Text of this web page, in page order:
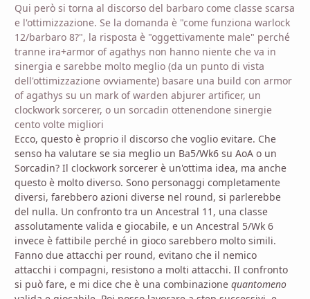
Qui però si torna al discorso del barbaro come classe scarsa
e l'ottimizzazione. Se la domanda è "come funziona warlock
12/barbaro 8?", la risposta è "oggettivamente male" perché
tranne ira+armor of agathys non hanno niente che va in
sinergia e sarebbe molto meglio (da un punto di vista
dell'ottimizzazione ovviamente) basare una build con armor
of agathys su un mark of warden abjurer artificer, un
clockwork sorcerer, o un sorcadin ottenendone sinergie
cento volte migliori
Ecco, questo è proprio il discorso che voglio evitare. Che
senso ha valutare se sia meglio un Ba5/Wk6 su AoA o un
Sorcadin? Il clockwork sorcerer è un'ottima idea, ma anche
questo è molto diverso. Sono personaggi completamente
diversi, farebbero azioni diverse nel round, si parlerebbe
del nulla. Un confronto tra un Ancestral 11, una classe
assolutamente valida e giocabile, e un Ancestral 5/Wk 6
invece è fattibile perché in gioco sarebbero molto simili.
Fanno due attacchi per round, evitano che il nemico
attacchi i compagni, resistono a molti attacchi. Il confronto
si può fare, e mi dice che è una combinazione quantomeno